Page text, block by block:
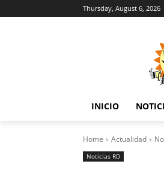
Thursday, August 6, 2026
INICIO
Home Actualidad
Noticias RD